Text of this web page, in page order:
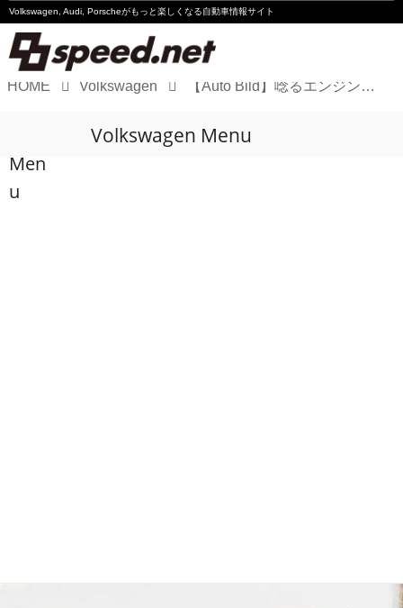
Volkswagen, Audi, Porscheがもっと楽しくなる自動車情報サイト
Audi
HOME Volkswagen 【Auto Bild】唸るエンジンを搭載した伝説のモデル「フォルクスワーゲン Golf4 R32」は文字通り羊の皮をかぶった狼だ！
Men
u
Volkswagen Menu